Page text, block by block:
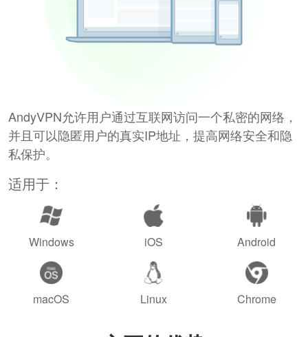
AndyVPN允许用户通过互联网访问一个私密的网络，
并且可以隐匿用户的真实IP地址，提高网络安全和隐
私保护。
适用于：
Windows iOS Android
macOS Linux Chrome